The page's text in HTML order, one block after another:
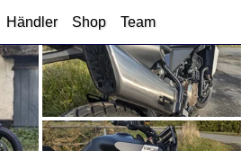
Händler Shop Team